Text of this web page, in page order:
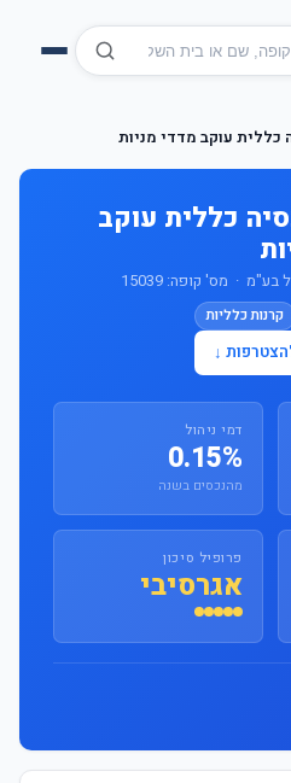
כללית עוקב מדדי מניות
כללית עוקב
· מס' קופה: 15039
קרנות כלליות
↓
דמי ניהול
0.15%
מהנכסים בשנה
פרופיל סיכון
אגרסיבי